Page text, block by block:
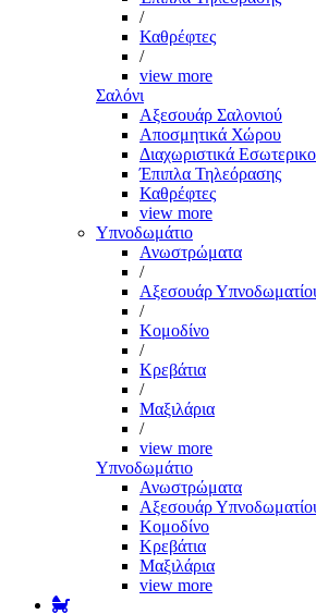
/
Καθρέφτες
/
view more
Σαλόνι
Αξεσουάρ Σαλονιού
Αποσμητικά Χώρου
Διαχωριστικά
Έπιπλα Τηλεόρασης
Καθρέφτες
view more
Υπνοδωμάτιο
Ανωστρώματα
/
Αξεσουάρ
/
Κομοδίνο
/
Κρεβάτια
/
Μαξιλάρια
/
view more
Υπνοδωμάτιο
Ανωστρώματα
Αξεσουάρ
Κομοδίνο
Κρεβάτια
Μαξιλάρια
view more